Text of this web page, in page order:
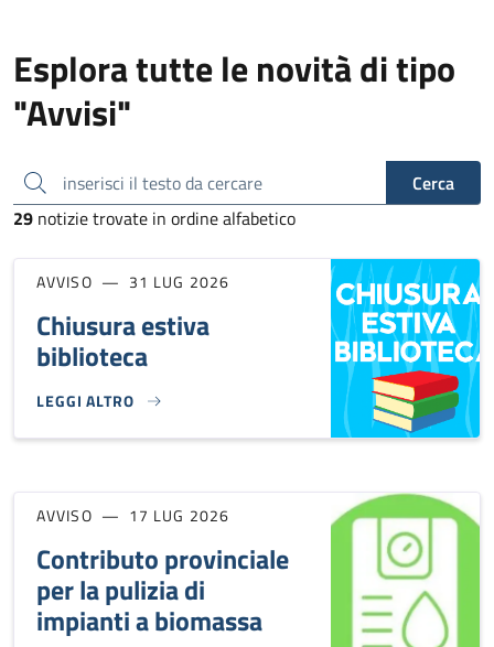
Esplora tutte le novità di tipo
"Avvisi"
inserisci il testo da cercare
Cerca
29 notizie trovate in ordine alfabetico
AVVISO 31 LUG 2026
Chiusura estiva
biblioteca
LEGGI ALTRO
CHIUSURA ESTIVA BIBLIOTECA}
AVVISO 17 LUG 2026
Contributo provinciale
per la pulizia di
impianti a biomassa